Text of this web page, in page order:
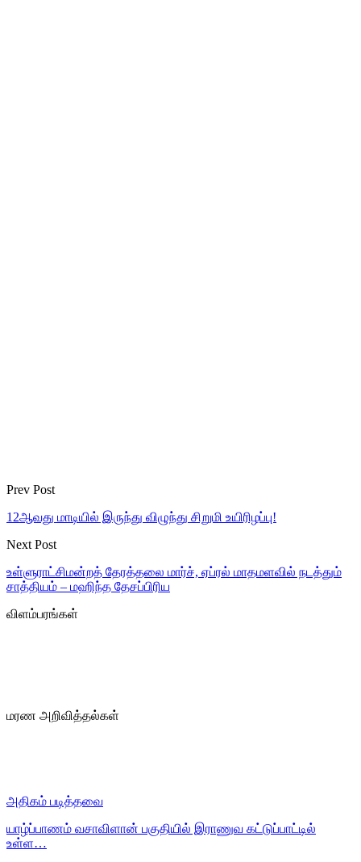
Prev Post
12ஆவது மாடியில் இருந்து விழுந்து சிறுமி உயிரிழப்பு!
Next Post
உள்ளுராட்சிமன்றத் தேரத்தலை மார்ச், ஏப்ரல் மாதமளவில் நடத்தும்
சாத்தியம் – மஹிந்த தேசப்பிரிய
விளம்பரங்கள்
மரண அறிவித்தல்கள்
அதிகம் படித்தவை
யாழ்ப்பாணம் வசாவிளான் பகுதியில் இராணுவ கட்டுப்பாட்டில்
உள்ள…